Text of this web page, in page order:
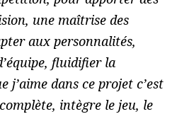
une maîtrise des
aux personnalités,
fluidifier la
j’aime dans ce projet c’est
intègre le jeu, le